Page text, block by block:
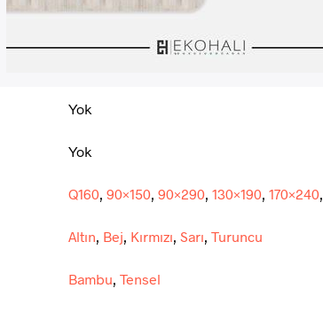
Yok
Yok
Q160, 90×150, 90×290, 130×190, 170×240,
Altın, Bej, Kırmızı, Sarı, Turuncu
Bambu, Tensel